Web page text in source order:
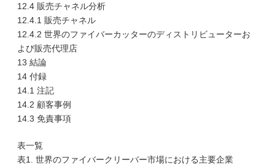
12.4 販売チャネル分析
12.4.1 販売チャネル
12.4.2 世界のファイバーカッターのディストリビューターお
よび販売代理店
13 結論
14 付録
14.1 注記
14.2 顧客事例
14.3 免責事項
表一覧
表1. 世界のファイバークリーバー市場における主要企業